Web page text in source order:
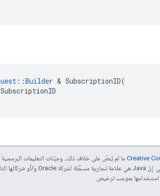
::Builder & SubscriptionID(
ما لم يُنصّ على خلاف ذلك، وعيّنات التعليمات